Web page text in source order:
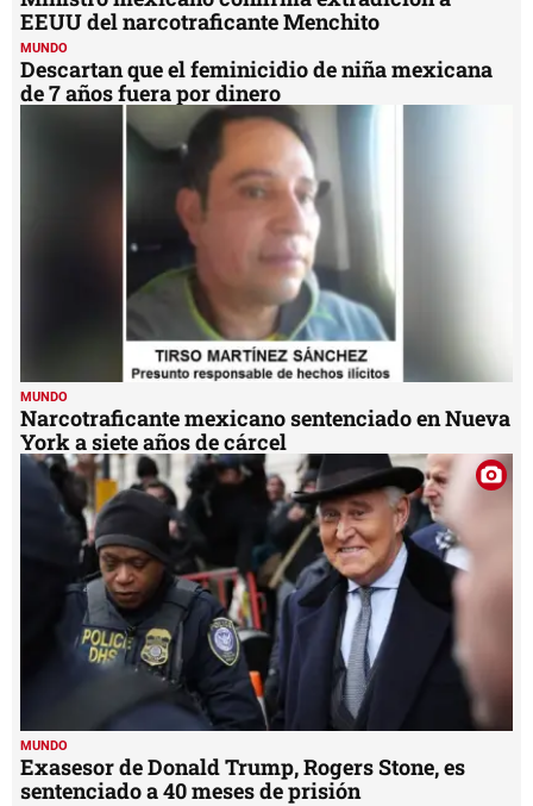
EEUU del narcotraficante Menchito
MUNDO
Descartan que el feminicidio de niña mexicana
de 7 años fuera por dinero
MUNDO
Narcotraficante mexicano sentenciado en Nueva
York a siete años de cárcel
MUNDO
Exasesor de Donald Trump, Rogers Stone, es
sentenciado a 40 meses de prisión